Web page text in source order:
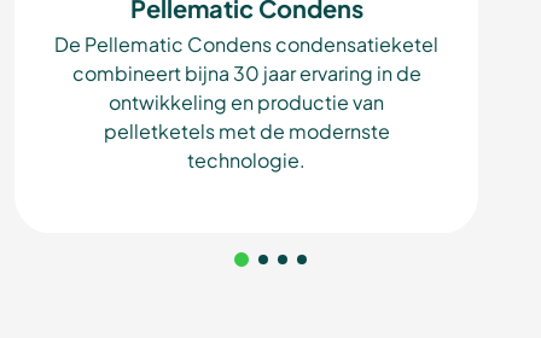
Pellematic Condens
De Pellematic Condens condensatieketel
combineert bijna 30 jaar ervaring in de
ontwikkeling en productie van
pelletketels met de modernste
technologie.